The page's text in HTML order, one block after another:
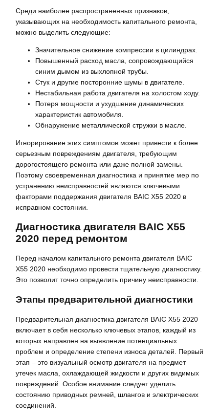
Среди наиболее распространенных признаков,
указывающих на необходимость капитального ремонта,
можно выделить следующие:
Значительное снижение компрессии в цилиндрах.
Повышенный расход масла, сопровождающийся
синим дымом из выхлопной трубы.
Стук и другие посторонние шумы в двигателе.
Нестабильная работа двигателя на холостом ходу.
Потеря мощности и ухудшение динамических
характеристик автомобиля.
Обнаружение металлической стружки в масле.
Игнорирование этих симптомов может привести к более
серьезным повреждениям двигателя, требующим
дорогостоящего ремонта или даже полной замены.
Поэтому своевременная диагностика и принятие мер по
устранению неисправностей являются ключевыми
факторами поддержания двигателя BAIC X55 2020 в
исправном состоянии.
Диагностика двигателя BAIC X55
2020 перед ремонтом
Перед началом капитального ремонта двигателя BAIC
X55 2020 необходимо провести тщательную диагностику.
Это позволит точно определить причину неисправности.
Этапы предварительной диагностики
Предварительная диагностика двигателя BAIC X55 2020
включает в себя несколько ключевых этапов, каждый из
которых направлен на выявление потенциальных
проблем и определение степени износа деталей. Первый
этап – это визуальный осмотр двигателя на предмет
утечек масла, охлаждающей жидкости и других видимых
повреждений. Особое внимание следует уделить
состоянию приводных ремней, шлангов и электрических
соединений.